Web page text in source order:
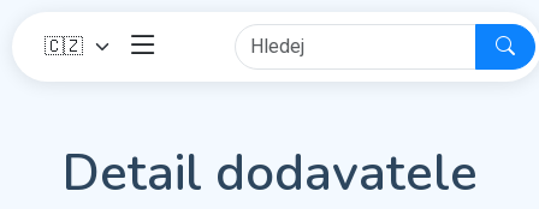
Detail dodavatele